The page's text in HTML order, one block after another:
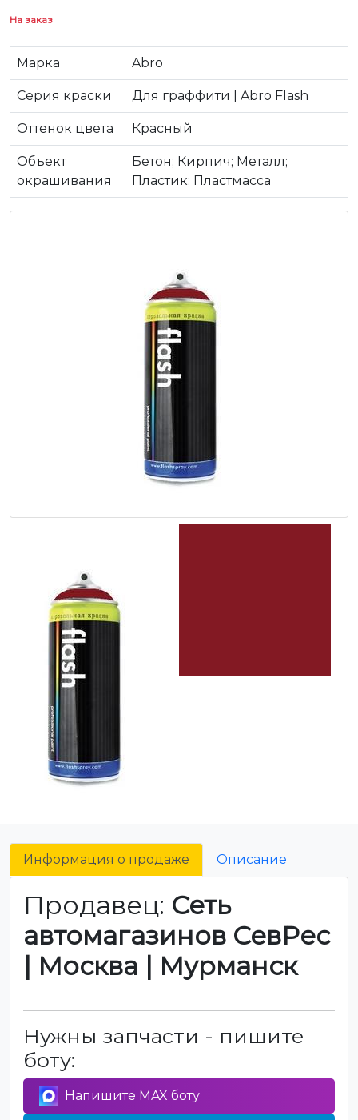
На заказ
Марка Abro
Серия краски Для граффити | Abro Flash
Оттенок цвета Красный
Объект
окрашивания
Бетон; Кирпич; Металл;
Пластик; Пластмасса
Информация о продаже Описание
Продавец: Сеть
автомагазинов СевРес
| Москва | Мурманск
Нужны запчасти - пишите
боту:
Напишите MAX боту